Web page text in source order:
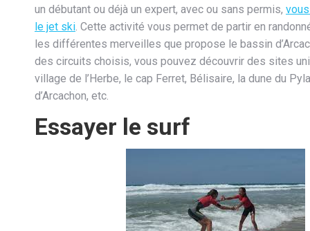
un débutant ou déjà un expert, avec ou sans permis,
le jet ski . Cette activité vous permet de partir en
les différentes merveilles que propose le bassin
des circuits choisis, vous pouvez découvrir des sites
village de l’Herbe, le cap Ferret, Bélisaire, la dune du
d’Arcachon, etc.
Essayer le surf